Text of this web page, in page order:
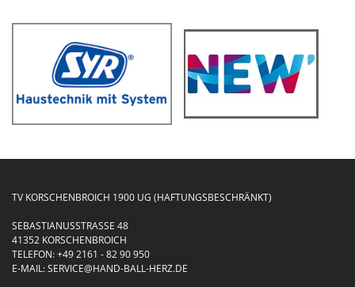
TV KORSCHENBROICH 1900 UG (HAFTUNGSBESCHRÄNKT)
SEBASTIANUSSTRASSE 48
41352 KORSCHENBROICH
TELEFON:+49 2161 - 82 90 950
E-MAIL:SERVICE@HAND-BALL-HERZ.DE